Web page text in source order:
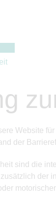
Website
der
sind die
der